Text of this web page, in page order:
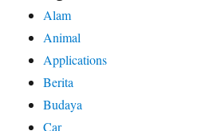
Alam
Animal
Applications
Berita
Budaya
Car